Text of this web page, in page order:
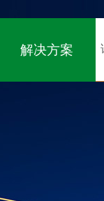
解决方案